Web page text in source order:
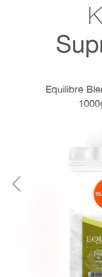
Equilibre
Previous